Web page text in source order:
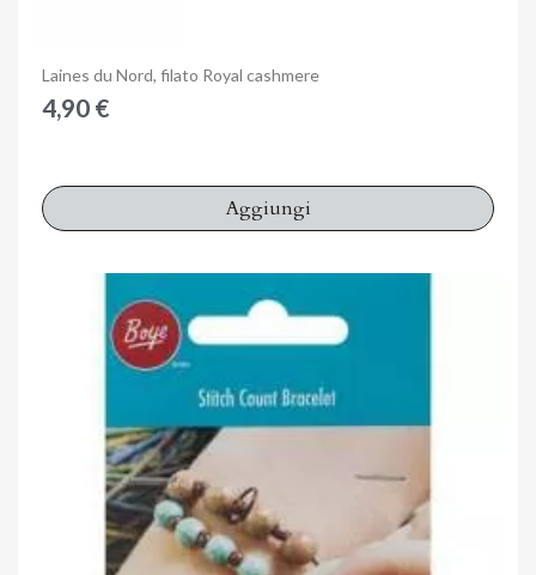
Anteprima
Laines du Nord, filato Royal cashmere
4,90 €
Aggiungi